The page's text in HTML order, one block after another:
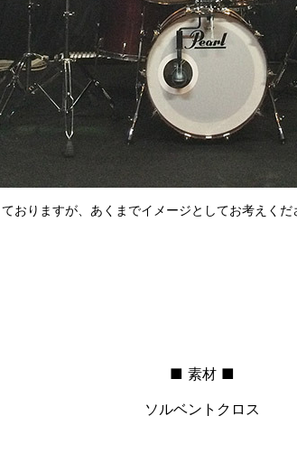
おりますが、あくまでイメージとしてお考えくだ
■ 素材 ■
ソルベントクロス